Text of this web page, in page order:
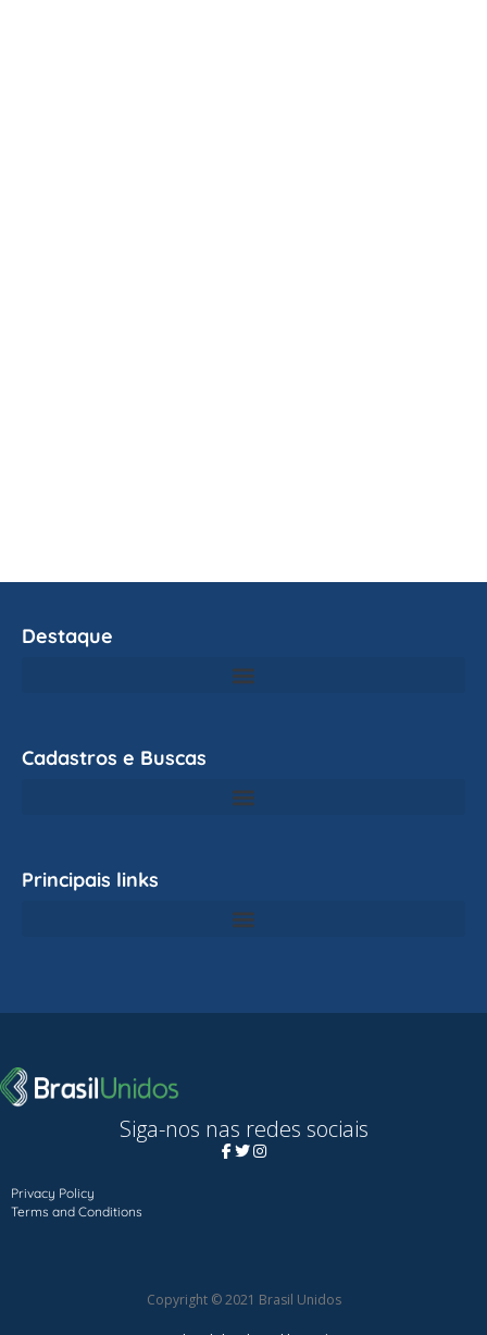
Destaque
Cadastros e Buscas
Principais links
Siga-nos nas redes sociais
Privacy Policy
Terms and Conditions
Copyright © 2021 Brasil Unidos